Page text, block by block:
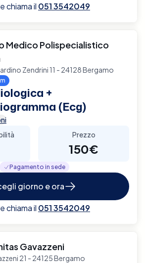
chiama il 051 3542049
Medico Polispecialistico
Zendrini 11 - 24128 Bergamo
+
(Ecg)
Prezzo
150€
Pagamento in sede
giorno e ora
chiama il 051 3542049
Gavazzeni
21 - 24125 Bergamo